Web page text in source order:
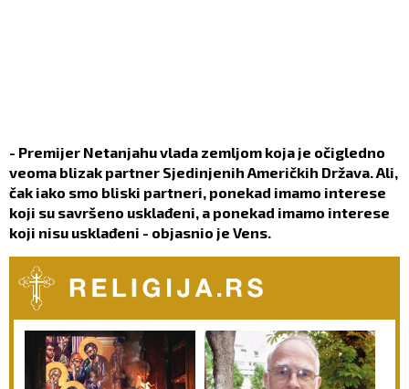
- Premijer Netanjahu vlada zemljom koja je očigledno
veoma blizak partner Sjedinjenih Američkih Država. Ali,
čak iako smo bliski partneri, ponekad imamo interese
koji su savršeno usklađeni, a ponekad imamo interese
koji nisu usklađeni - objasnio je Vens.